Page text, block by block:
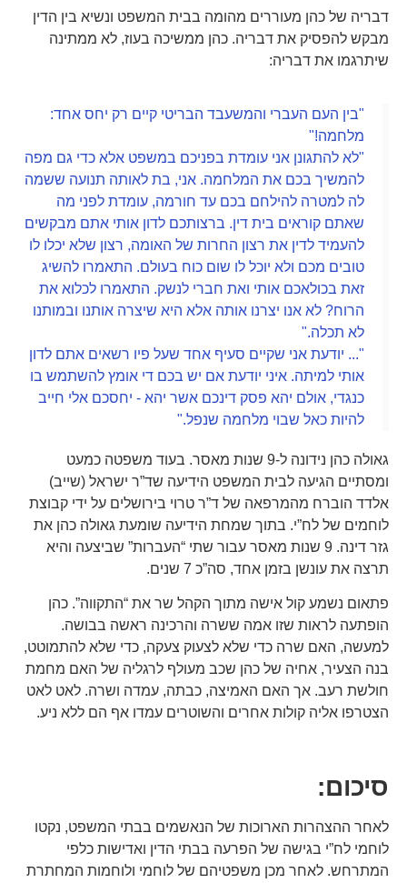
דבריה של כהן מעוררים מהומה בבית המשפט ונשיא בין הדין
מבקש להפסיק את דבריה. כהן ממשיכה בעוז, לא ממתינה
שיתרגמו את דבריה:
"בין העם העברי והמשעבד הבריטי קיים רק יחס אחד:
מלחמה!"
"לא להתגונן אני עומדת בפניכם במשפט אלא כדי גם מפה
להמשיך בכם את המלחמה. אני, בת לאותה תנועה ששמה
לה למטרה להילחם בכם עד חורמה, עומדת לפני מה
שאתם קוראים בית דין. ברצותכם לדון אותי אתם מבקשים
להעמיד לדין את רצון החרות של האומה, רצון שלא יכלו לו
טובים מכם ולא יוכל לו שום כוח בעולם. התאמרו להשיג
זאת בכולאכם אותי ואת חברי לנשק. התאמרו לכלוא את
הרוח? לא אנו יצרנו אותה אלא היא שיצרה אותנו ובמותנו
לא תכלה."
"... יודעת אני שקיים סעיף אחד שעל פיו רשאים אתם לדון
אותי למיתה. איני יודעת אם יש בכם די אומץ להשתמש בו
כנגדי, אולם יהא פסק דינכם אשר יהא - יחסכם אלי חייב
להיות כאל שבוי מלחמה שנפל."
גאולה כהן נידונה ל-9 שנות מאסר. בעוד משפטה כמעט
ומסתיים הגיעה לבית המשפט הידיעה שד”ר ישראל (שייב)
אלדד הוברח מהמרפאה של ד”ר טרוי בירושלים על ידי קבוצת
לוחמים של לח”י. בתוך שמחת הידיעה שומעת גאולה כהן את
גזר דינה. 9 שנות מאסר עבור שתי “העברות” שביצעה והיא
תרצה את עונשן בזמן אחד, סה”כ 7 שנים.
פתאום נשמע קול אישה מתוך הקהל שר את “התקווה”. כהן
הופתעה לראות שזו אמה ששרה והרכינה ראשה בבושה.
למעשה, האם שרה כדי שלא לצעוק צעקה, כדי שלא להתמוטט,
בנה הצעיר, אחיה של כהן שכב מעולף לרגליה של האם מחמת
חולשת רעב. אך האם האמיצה, כבתה, עמדה ושרה. לאט לאט
הצטרפו אליה קולות אחרים והשוטרים עמדו אף הם ללא ניע.
סיכום:
לאחר ההצהרות הארוכות של הנאשמים בבתי המשפט, נקטו
לוחמי לח”י בגישה של הפרעה בבתי הדין ואדישות כלפי
המתרחש. לאחר מכן משפטיהם של לוחמי ולוחמות המחתרת